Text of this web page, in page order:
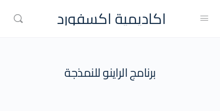
اكاديمية اكسفورد
برنامج الراينو للنمذجة